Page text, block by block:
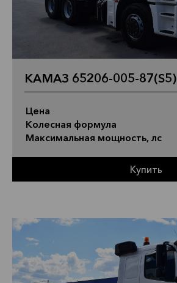
КАМАЗ 65206-005-87(S5)
Цена
Колесная формула
Максимальная мощность, лс
Купить